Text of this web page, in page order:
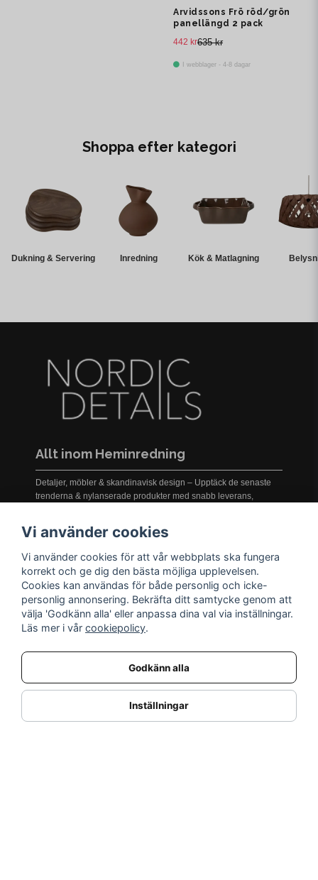
Arvidssons Frö röd/grön
panellängd 2 pack
635 kr
442 kr
I webblager - 4-8 dagar
Shoppa efter kategori
Dukning & Servering Inredning Kök & Matlagning
Allt inom Heminredning
Detaljer, möbler & skandinavisk design – Upptäck de senaste
trenderna & nylanserade produkter med snabb leverans,
INFORMATION
Nyheter
Kampanjer
Varumärken
Vi använder cookies
Vi använder cookies för att vår webbplats ska fungera
korrekt och ge dig den bästa möjliga upplevelsen.
Cookies kan användas för både personlig och icke-
personlig annonsering. Bekräfta ditt samtycke genom att
välja 'Godkänn alla' eller anpassa dina val via inställningar.
Läs mer i vår cookiepolicy.
Godkänn alla
Inställningar